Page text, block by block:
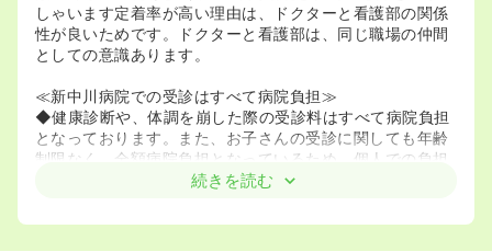
しゃいます定着率が高い理由は、ドクターと看護部の関係
性が良いためです。ドクターと看護部は、同じ職場の仲間
としての意識あります。
≪新中川病院での受診はすべて病院負担≫
◆健康診断や、体調を崩した際の受診料はすべて病院負担
となっております。また、お子さんの受診に関しても年齢
制限なく、全額病院負担となっているため、個人での負担
を極力減らすことが可能です。
給されます。
続きを読む